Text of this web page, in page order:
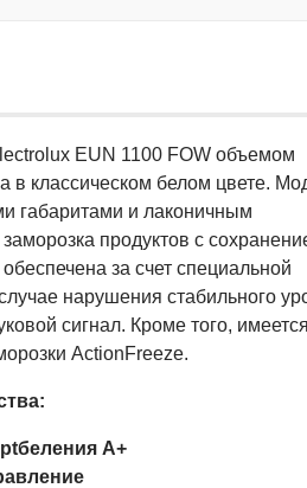
EUN 1100 FOW объемом
в классическом белом цвете.
габаритами и лаконичным
продуктов с
за счет специальной
нарушения стабильного
сигнал. Кроме того,
ActionFreeze.
А+